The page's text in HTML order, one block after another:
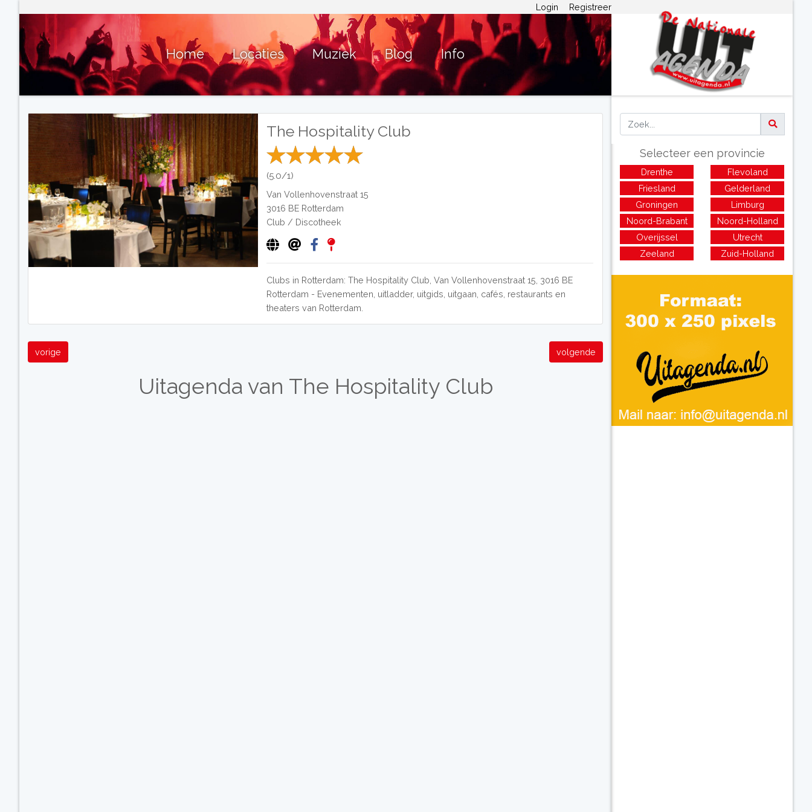
Login Registreer
Home Locaties Muziek Blog Info
The Hospitality Club
(5.0/1)
Van Vollenhovenstraat 15
3016 BE Rotterdam
Club / Discotheek
Clubs in Rotterdam: The Hospitality Club, Van Vollenhovenstraat 15, 3016 BE
Rotterdam - Evenementen, uitladder, uitgids, uitgaan, cafés, restaurants en
theaters van Rotterdam.
vorige volgende
Uitagenda van The Hospitality Club
Selecteer een provincie
Drenthe
Flevoland
Friesland
Gelderland
Groningen
Limburg
Noord-Brabant
Noord-Holland
Overijssel
Utrecht
Zeeland
Zuid-Holland